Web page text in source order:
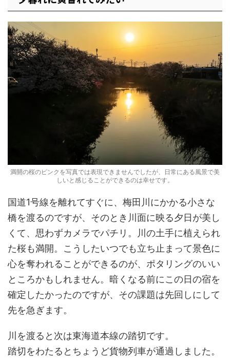
満開の桜のピンクを写真では表現できませんでしたが、日常にある風景で美
しいと感じることができるのは幸せです。
国道1号線を離れてすぐに、梅田川にかかる小さな
橋を渡るのですが、そのとき川面に映る夕日が美し
くて、思わずカメラでパチリ。川の土手に植えられ
た桜も満開。こうしたいつでも立ち止まって景色に
心を奪われることができるのが、ポタリングのいい
ところかもしれません。暗くなる前にこの日の宿を
確定したかったのですが、その課題は先回しにして
先を急ぎます。
川を渡ると次は東海道本線の踏切です。
踏切をわたるとちょうど貨物列車が通過しました。